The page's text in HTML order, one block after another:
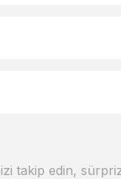
takip edin,